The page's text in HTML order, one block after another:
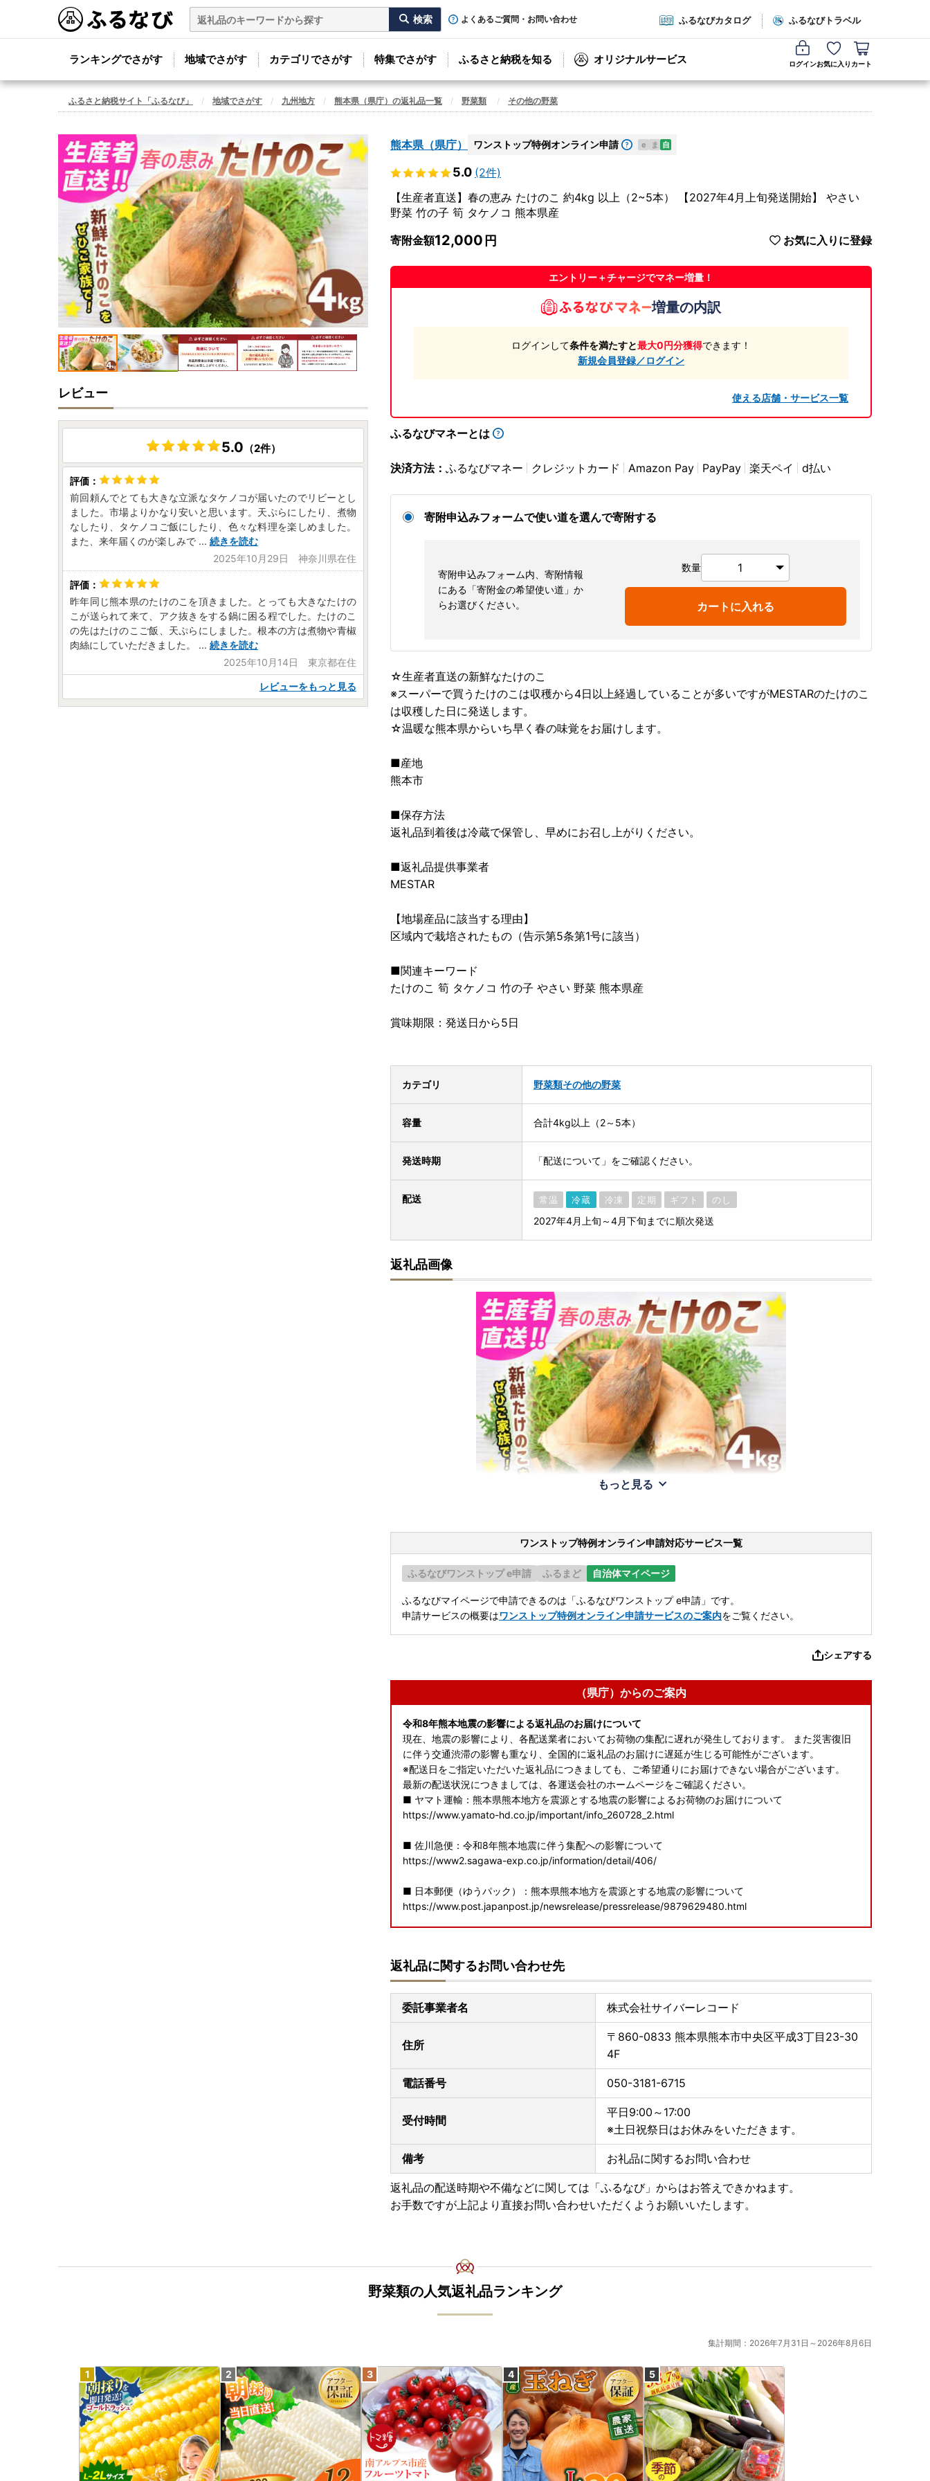
よくあるご質問・お問い合わせ ふるなびカタログ ふるなびトラベル
ランキングでさがす 地域でさがす カテゴリでさがす 特集でさがす ふるさと納税を知る オリジナルサービス ログインお気に入り カート
ふるさと納税サイト「ふるなび」 地域でさがす 九州地方 熊本県（県庁）の返礼品一覧 野菜類 その他の野菜
熊本県（県庁） ワンストップ特例オンライン申請 e ま 自
5.0 (2件)
【生産者直送】春の恵み たけのこ 約4kg 以上（2~5本） 【2027年4月上旬発送開始】 やさい
野菜 竹の子 筍 タケノコ 熊本県産
寄附金額12,000 お気に入りに登録
エントリー＋チャージでマネー増量！
増量の内訳
ログインして条件を満たすと最大0円分獲得できます！
新規会員登録／ログイン
使える店舗・サービス一覧
ふるなびマネーとは
決済方法： ふるなびマネー クレジットカード Amazon Pay PayPay 楽天ペイ d払い
寄附申込みフォームで使い道を選んで寄附する
寄附申込みフォーム内、寄附情報
にある「寄附金の希望使い道」か
らお選びください。
数量
カートに入れる
☆生産者直送の新鮮なたけのこ
※スーパーで買うたけのこは収穫から4日以上経過していることが多いですがMESTARのたけのこ
は収穫した日に発送します。
☆温暖な熊本県からいち早く春の味覚をお届けします。
■産地
熊本市
■保存方法
返礼品到着後は冷蔵で保管し、早めにお召し上がりください。
■返礼品提供事業者
MESTAR
【地場産品に該当する理由】
区域内で栽培されたもの（告示第5条第1号に該当）
■関連キーワード
たけのこ 筍 タケノコ 竹の子 やさい 野菜 熊本県産
賞味期限：発送日から5日
カテゴリ 野菜類その他の野菜
容量 合計4kg以上（2～5本）
発送時期 「配送について」をご確認ください。
配送 常温 冷蔵 冷凍 定期 ギフト のし
2027年4月上旬～4月下旬までに順次発送
返礼品画像
もっと見る
ワンストップ特例オンライン申請対応サービス一覧
ふるなびワンストップ e申請 ふるまど 自治体マイページ
ふるなびマイページで申請できるのは「ふるなびワンストップ e申請」です。
申請サービスの概要はワンストップ特例オンライン申請サービスのご案内をご覧ください。
シェアする
（県庁）からのご案内
令和8年熊本地震の影響による返礼品のお届けについて
現在、地震の影響により、各配送業者においてお荷物の集配に遅れが発生しております。 また災害復旧
に伴う交通渋滞の影響も重なり、全国的に返礼品のお届けに遅延が生じる可能性がございます。
※配送日をご指定いただいた返礼品につきましても、ご希望通りにお届けできない場合がございます。
最新の配送状況につきましては、各運送会社のホームページをご確認ください。
■ ヤマト運輸：熊本県熊本地方を震源とする地震の影響によるお荷物のお届けについて
https://www.yamato-hd.co.jp/important/info_260728_2.html
■ 佐川急便：令和8年熊本地震に伴う集配への影響について
https://www2.sagawa-exp.co.jp/information/detail/406/
■ 日本郵便（ゆうパック）：熊本県熊本地方を震源とする地震の影響について
https://www.post.japanpost.jp/newsrelease/pressrelease/9879629480.html
寄附額変更について
ふるさと納税を通して熊本県を応援していただきありがとうございます。
一部の感謝の品(返礼品)の寄付額を見直す場合がございます。
ヤマト運輸のサービス変更に伴い、2023年6月1日転送依頼受付分より、届け先変更（転送）が発生した
となり、受取人様へ費用負担が生じます。
贈答先へお届けの場合も「受取人様に着払いで送料ご負担」となります。
何卒ご了承いただきますようお願い申し上げます。
ご登録住所の相違や転居などでお届け先住所変更が必要な場合は、発送前であれば変更可能な場合もござ
いますので、お早めにご連絡をお願いいたします。
熊本県ふるさと納税サポートセンター
tel: 050-3181-6715(平日9:00-17:00)
mail: kumamotoken@cyber-records.co.jp
※土日祝日•GW•お盆•年末年始は除く
下記URLよりご確認ください。
https://www.pref.kumamoto.jp/uploaded/attachment/192813.pdf
「NPO等支援分」
■登録団体一覧
下記URLよりご確認ください。
返礼品に関するお問い合わせ先
委託事業者名 株式会社サイバーレコード
住所
〒860-0833 熊本県熊本市中央区平成3丁目23-30
4F
電話番号 050-3181-6715
受付時間
平日9:00～17:00
※土日祝祭日はお休みをいただきます。
備考 お礼品に関するお問い合わせ
返礼品の配送時期や不備などに関しては「ふるなび」からはお答えできかねます。
お手数ですが上記より直接お問い合わせいただくようお願いいたします。
レビュー
5.0 （2件）
前回頼んでとても大きな立派なタケノコが届いたのでリビーとし
ました。市場よりかなり安いと思います。天ぷらにしたり、煮物
なしたり、タケノコご飯にしたり、色々な料理を楽しめました。
また、来年届くのが楽しみで ... 続きを読む
2025年10月29日 神奈川県在住
昨年同じ熊本県のたけのこを頂きました。とっても大きなたけの
こが送られて来て、アク抜きをする鍋に困る程でした。たけのこ
の先はたけのこご飯、天ぷらにしました。根本の方は煮物や青椒
肉絲にしていただきました。
... 続きを読む
2025年10月14日 東京都在住
レビューをもっと見る
野菜類の人気返礼品ランキング
集計期間：2026年7月31日～2026年8月6日